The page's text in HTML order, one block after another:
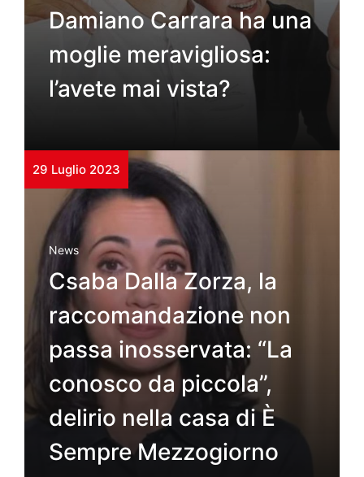
Damiano Carrara ha una
moglie meravigliosa:
l’avete mai vista?
29 Luglio 2023
News
Csaba Dalla Zorza, la
raccomandazione non
passa inosservata: “La
conosco da piccola”,
delirio nella casa di È
Sempre Mezzogiorno